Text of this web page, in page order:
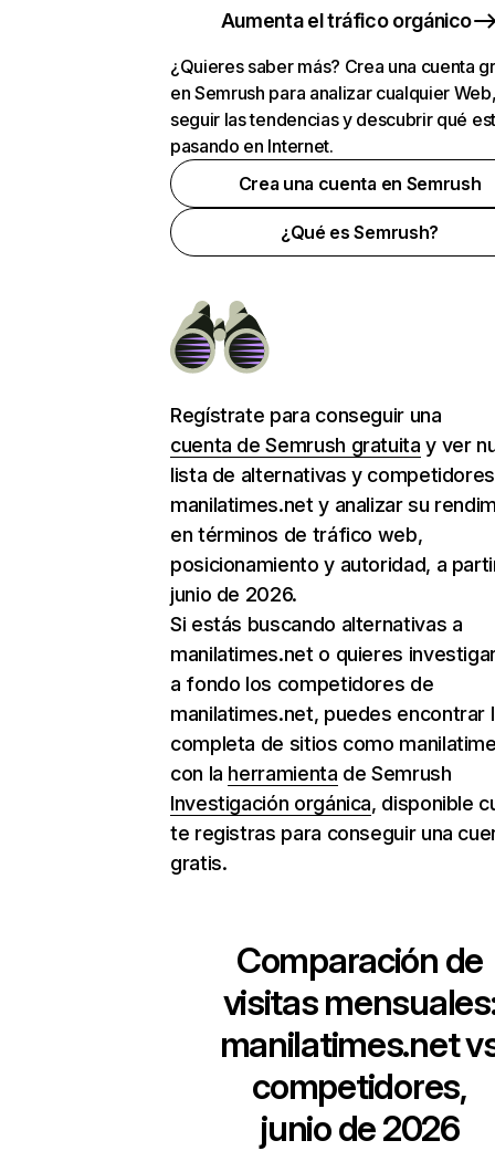
Aumenta el tráfico orgánico
¿Quieres saber más? Crea una cuenta
en Semrush para analizar cualquier
seguir las tendencias y descubrir qué
pasando en Internet.
Crea una cuenta en Semrush
¿Qué es Semrush?
Regístrate para conseguir una
cuenta de Semrush gratuita y ver
lista de alternativas y
manilatimes.net y analizar su
en términos de tráfico web,
posicionamiento y autoridad, a
junio de 2026.
Si estás buscando alternativas a
manilatimes.net o quieres
a fondo los competidores de
manilatimes.net, puedes encontrar
completa de sitios como
con la herramienta de Semrush
Investigación orgánica, disponible
te registras para conseguir una
gratis.
Comparación de
visitas
manilatimes.net
competidores,
junio de 2026